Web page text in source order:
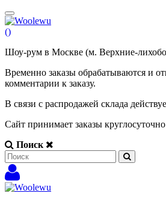
()
Шоу-рум в Москве (м. Верхние-
Временно заказы обрабатываются и
комментарии к заказу.
В связи с распродажей склада
Сайт принимает заказы
Поиск